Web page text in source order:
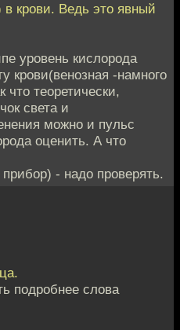
крови. Ведь это явный
уровень кислорода
крови(венозная -намного
что теоретически,
света и
можно и пульс
оценить. А что
прибор) - надо проверять.
подробнее слова